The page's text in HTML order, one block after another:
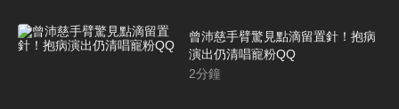
曾沛慈手臂驚見點滴留置針！抱病
演出仍清唱寵粉QQ
2分鐘